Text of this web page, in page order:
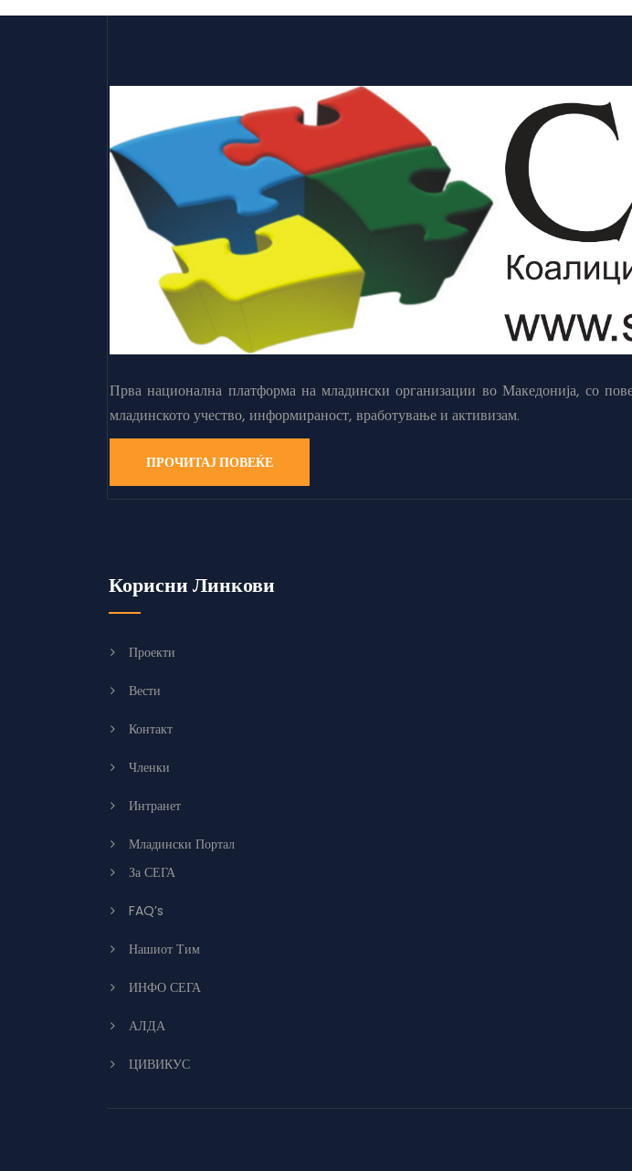
Прва национална платформа на младински организации во Македонија, со
младинското учество, информираност, вработување и активизам.
ПРОЧИТАЈ ПОВЕЌЕ
Корисни Линкови
Проекти
Вести
Контакт
Членки
Интранет
Младински Портал
За СЕГА
FAQ’s
Нашиот Тим
ИНФО СЕГА
АЛДА
ЦИВИКУС